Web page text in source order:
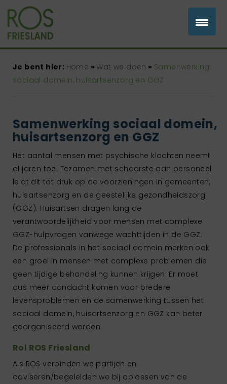
Je bent hier: Home » Wat we doen » Samenwerking
sociaal domein, huisartsenzorg en GGZ
Samenwerking sociaal domein,
huisartsenzorg en GGZ
Het aantal mensen met psychische klachten neemt
al jaren toe. Tezamen met schaarste aan personeel
leidt dit tot druk op de voorzieningen in gemeenten,
huisartsenzorg en de geestelijke gezondheidszorg
(GGZ). Huisartsen dragen lang de
verantwoordelijkheid voor mensen met complexe
GGZ-hulpvragen vanwege wachttijden in de GGZ.
De professionals in het sociaal domein merken ook
een groei in mensen met complexe problemen die
geen tijdige behandeling kunnen krijgen. Er moet
dus meer aandacht komen voor bredere
levensproblemen en de samenwerking tussen het
sociaal domein, huisartsenzorg en GGZ kan beter
georganiseerd worden.
Rol ROS Friesland
Als ROS verbinden we partijen en
adviseren/begeleiden we bij oplossen van de